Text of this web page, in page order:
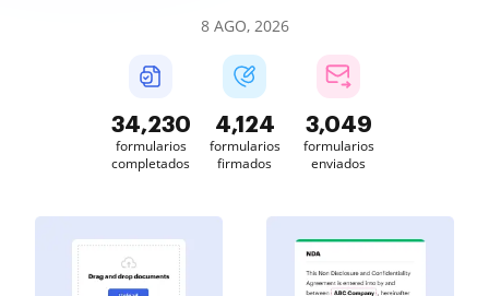
8 AGO, 2026
34,230
formularios
completados
4,124
formularios
firmados
3,049
formularios
enviados